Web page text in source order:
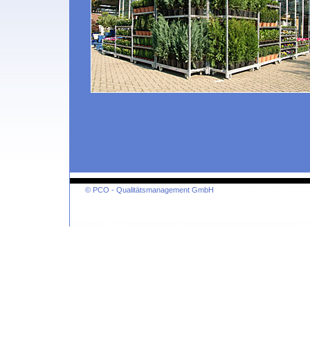
© PCO - Qualitätsmanagement GmbH